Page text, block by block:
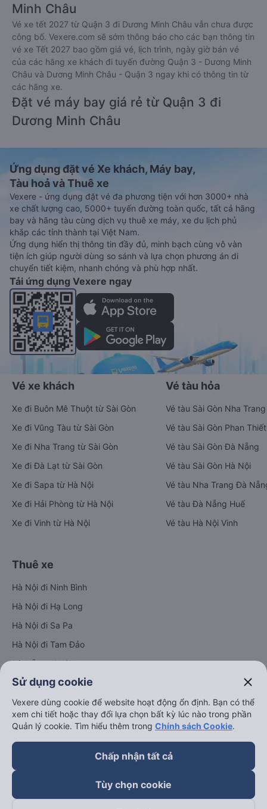
Minh Châu
Vé xe tết 2027 từ Quận 3 đi Dương Minh Châu vẫn chưa được
công bố. Vexere.com sẽ sớm thông báo cho các bạn thông tin
vé xe Tết 2027 bao gồm giá vé, lịch trình, ngày giờ bán vé
của các hãng xe khách đi tuyến đường Quận 3 - Dương Minh
Châu và Dương Minh Châu - Quận 3 ngay khi có thông tin từ
các hãng xe.
Đặt vé máy bay giá rẻ từ Quận 3 đi
Dương Minh Châu
Ứng dụng đặt vé Xe khách, Máy bay,
Tàu hoả và Thuê xe
Vexere - ứng dụng đặt vé đa phương tiện với hơn 3000+ nhà
xe chất lượng cao, 5000+ tuyến đường toàn quốc, tất cả hãng
bay và hãng tàu cùng dịch vụ thuê xe máy, xe du lịch phủ
khắp các tỉnh thành tại Việt Nam.
Ứng dụng hiển thị thông tin đầy đủ, minh bạch cùng vô vàn
tiện ích giúp người dùng so sánh và lựa chọn phương án di
chuyển tiết kiệm, nhanh chóng và phù hợp nhất.
Tải ứng dụng Vexere ngay
Vé xe khách
Xe đi Buôn Mê Thuột từ Sài Gòn
Xe đi Vũng Tàu từ Sài Gòn
Xe đi Nha Trang từ Sài Gòn
Xe đi Đà Lạt từ Sài Gòn
Xe đi Sapa từ Hà Nội
Xe đi Hải Phòng từ Hà Nội
Xe đi Vinh từ Hà Nội
Vé tàu hỏa
Vé tàu Sài Gòn Nha Trang
Vé tàu Sài Gòn Phan Thiết
Vé tàu Sài Gòn Đà Nẵng
Vé tàu Sài Gòn Hà Nội
Vé tàu Nha Trang Đà
Vé tàu Đà Nẵng Huế
Vé tàu Hà Nội Vinh
Thuê xe
Hà Nội đi Ninh Bình
Hà Nội đi Hạ Long
Hà Nội đi Sa Pa
Hà Nội đi Tam Đảo
Đà Nẵng đi Hội An
Đà Nẵng đi Huế
Hải Phòng đi Hà Nội
Xem tất cả tuyến đường
Sử dụng cookie close
Vexere dùng cookie để website hoạt động ổn định. Bạn có thể
xem chi tiết hoặc thay đổi lựa chọn bất kỳ lúc nào trong phần
Quản lý cookie. Tìm hiểu thêm trong Chính sách Cookie.
Chấp nhận tất cả
Tùy chọn cookie